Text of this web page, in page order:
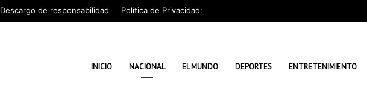
Descargo de responsabilidad Política de Privacidad:
INICIO NACIONAL EL MUNDO DEPORTES ENTRETENIMIENTO